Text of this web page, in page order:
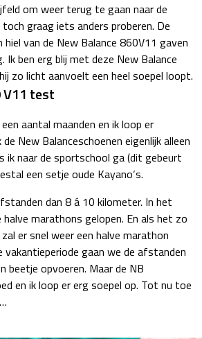
om weer terug te gaan naar de
graag iets anders proberen. De
van de New Balance 860V11 gaven
Ik ben erg blij met deze New Balance
zo licht aanvoelt een heel soepel loopt.
V11 test
aantal maanden en ik loop er
New Balanceschoenen eigenlijk alleen
ik naar de sportschool ga (dit gebeurt
een setje oude Kayano‘s.
dan 8 á 10 kilometer. In het
halve marathons gelopen. En als het zo
er snel weer een halve marathon
vakantieperiode gaan we de afstanden
beetje opvoeren. Maar de NB
en ik loop er erg soepel op. Tot nu toe